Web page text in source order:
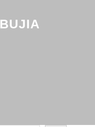
BUJIA